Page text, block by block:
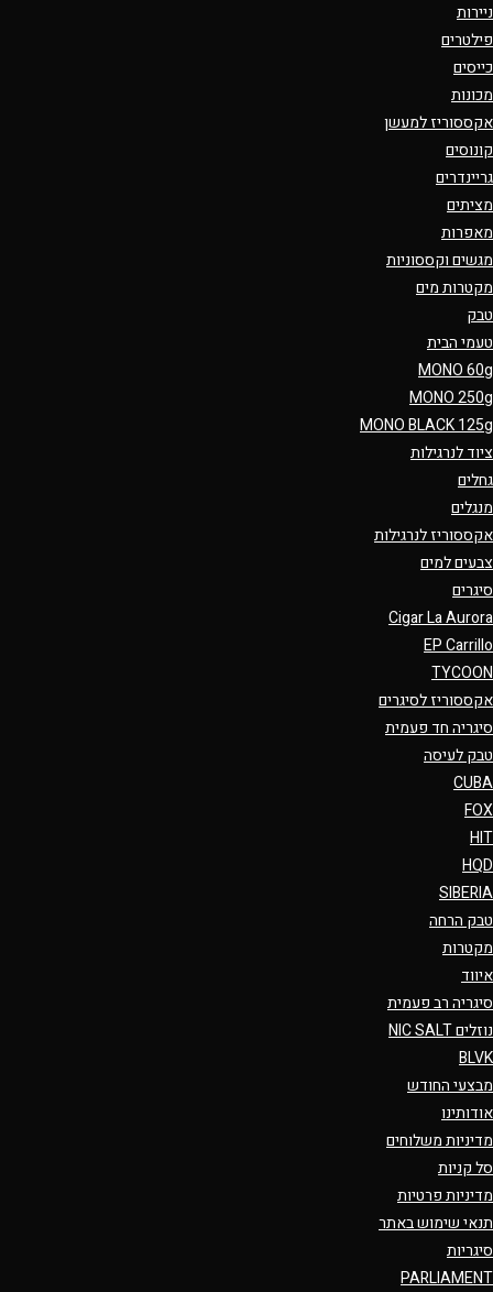
ניירות
פילטרים
כייסים
מכונות
אקססוריז למעשן
קונוסים
גריינדרים
מציתים
מאפרות
מגשים וקססוניות
מקטרות מים
טבק
טעמי הבית
MONO 60g
MONO 250g
MONO BLACK 125g
ציוד לנרגילות
גחלים
מנגלים
אקססוריז לנרגילות
צבעים למים
סיגרים
Cigar La Aurora
EP Carrillo
TYCOON
אקססוריז לסיגרים
סיגריה חד פעמית
טבק לעיסה
CUBA
FOX
HIT
HQD
SIBERIA
טבק הרחה
מקטרות
איווד
סיגריה רב פעמית
נוזלים NIC SALT
BLVK
מבצעי החודש
אודותינו
מדיניות משלוחים
סל קניות
מדיניות פרטיות
תנאי שימוש באתר
סיגריות
PARLIAMENT